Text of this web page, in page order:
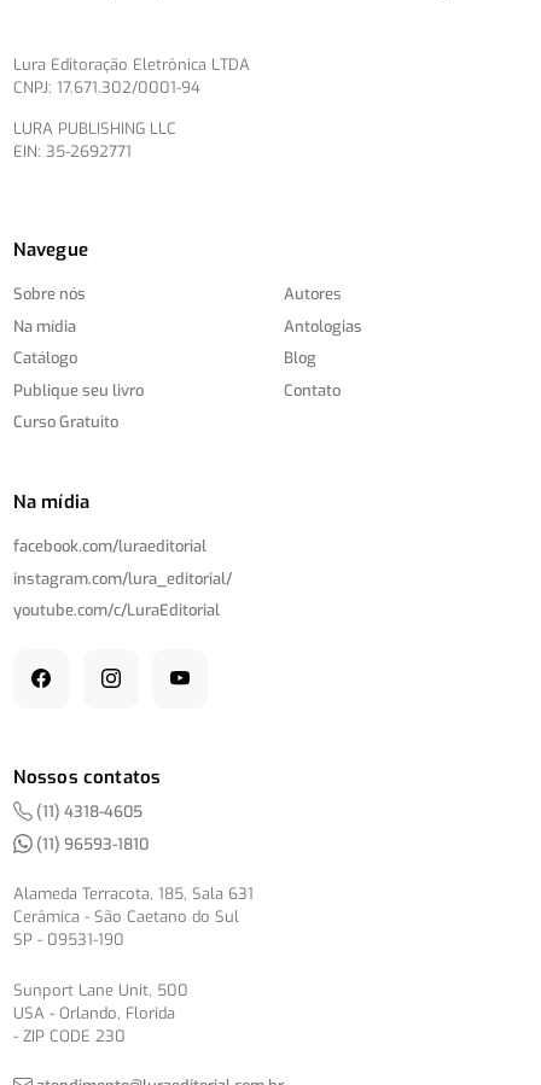
Lura Editoração Eletrônica LTDA
CNPJ: 17.671.302/0001-94
LURA PUBLISHING LLC
EIN: 35-2692771
Navegue
Sobre nós
Na mídia
Catálogo
Publique seu livro
Curso Gratuito
Autores
Antologias
Blog
Contato
Na mídia
facebook.com/luraeditorial
instagram.com/lura_editorial/
youtube.com/c/LuraEditorial
Nossos contatos
(11) 4318-4605
(11) 96593-1810
Alameda Terracota, 185, Sala 631
Cerâmica - São Caetano do Sul
SP - 09531-190
Sunport Lane Unit, 500
USA - Orlando, Florida
- ZIP CODE 230